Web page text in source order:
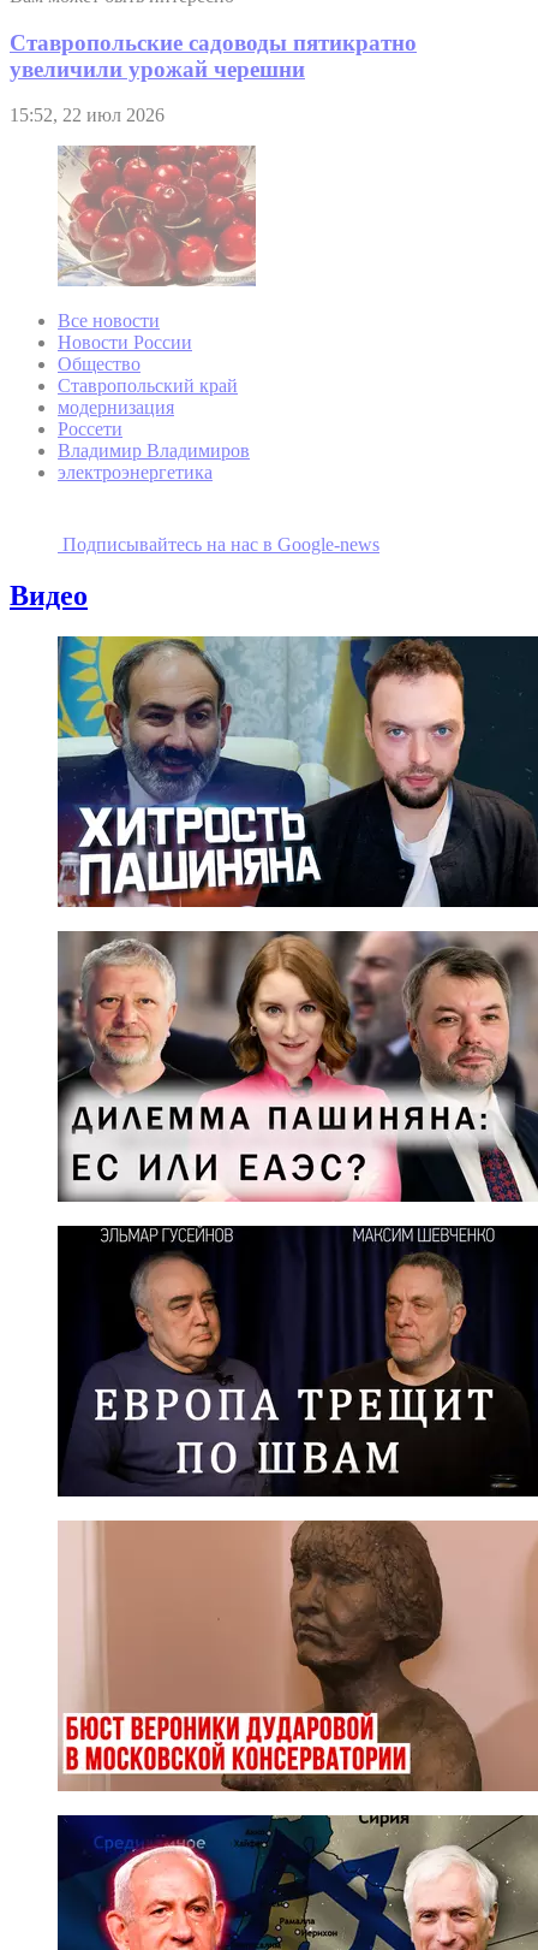
Ставропольские садоводы пятикратно
увеличили урожай черешни
15:52, 22 июл 2026
Все новости
Новости России
Общество
Ставропольский край
модернизация
Россети
Владимир Владимиров
электроэнергетика
Подписывайтесь на наc в Google-news
Видео